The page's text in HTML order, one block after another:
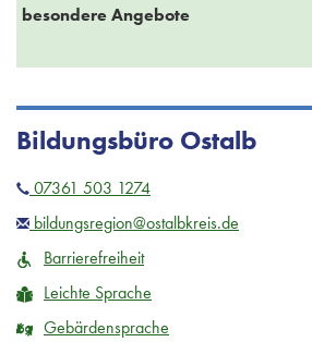
besondere Angebote
Bildungsbüro Ostalb
07361 503 1274
bildungsregion@ostalbkreis.de
Barrierefreiheit
Leichte Sprache
Gebärdensprache